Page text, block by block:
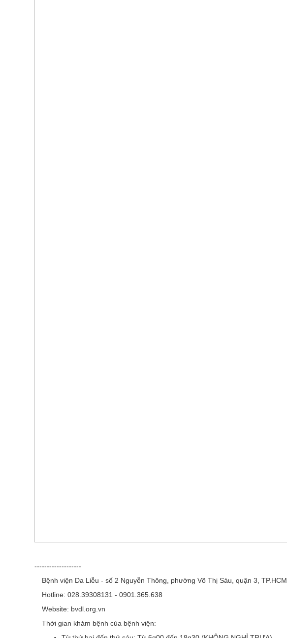
-------------------
Bệnh viện Da Liễu - số 2 Nguyễn Thông, phường Võ Thị Sáu, quận 3, TP.HCM.
Hotline: 028.39308131 - 0901.365.638
Website: bvdl.org.vn
Thời gian khám bệnh của bệnh viện: